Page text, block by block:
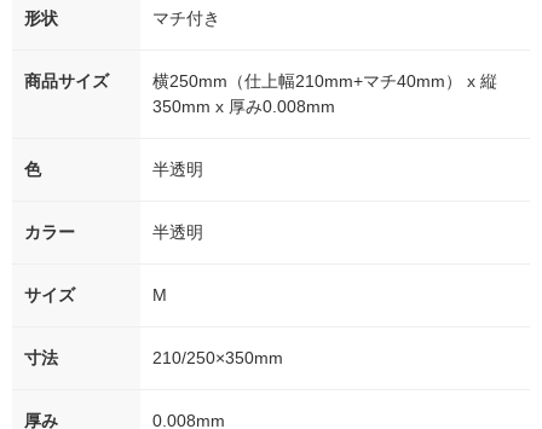
形状 マチ付き
商品サイズ
横250mm（仕上幅210mm+マチ40mm） x 縦
350mm x 厚み0.008mm
色 半透明
カラー 半透明
サイズ M
寸法 210/250×350mm
厚み 0.008mm